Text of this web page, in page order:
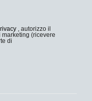
, autorizzo il
(ricevere
di